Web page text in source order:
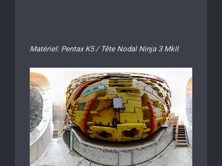
Matériel: Pentax K5 / Tête Nodal Ninja 3 MkII